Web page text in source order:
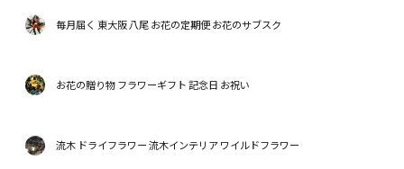
毎月届く 東大阪 八尾 お花の定期便 お花のサブスク
お花の贈り物 フラワーギフト 記念日 お祝い
流木 ドライフラワー 流木インテリア ワイルドフラワー